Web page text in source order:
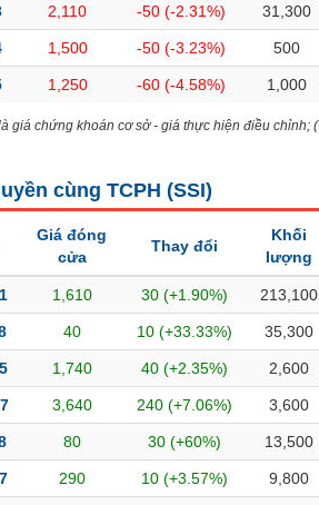
2,110 -50 (-2.31%) 31,300
1,500 -50 (-3.23%) 500
1,250 -60 (-4.58%) 1,000
giá chứng khoán cơ sở - giá thực hiện điều chỉnh;
cùng TCPH (SSI)
Giá đóng
cửa
Thay đổi
Khối
lượng
1,610 30 (+1.90%) 213,100
40 10 (+33.33%) 35,300
1,740 40 (+2.35%) 2,600
3,640 240 (+7.06%) 3,600
80 30 (+60%) 13,500
290 10 (+3.57%) 9,800